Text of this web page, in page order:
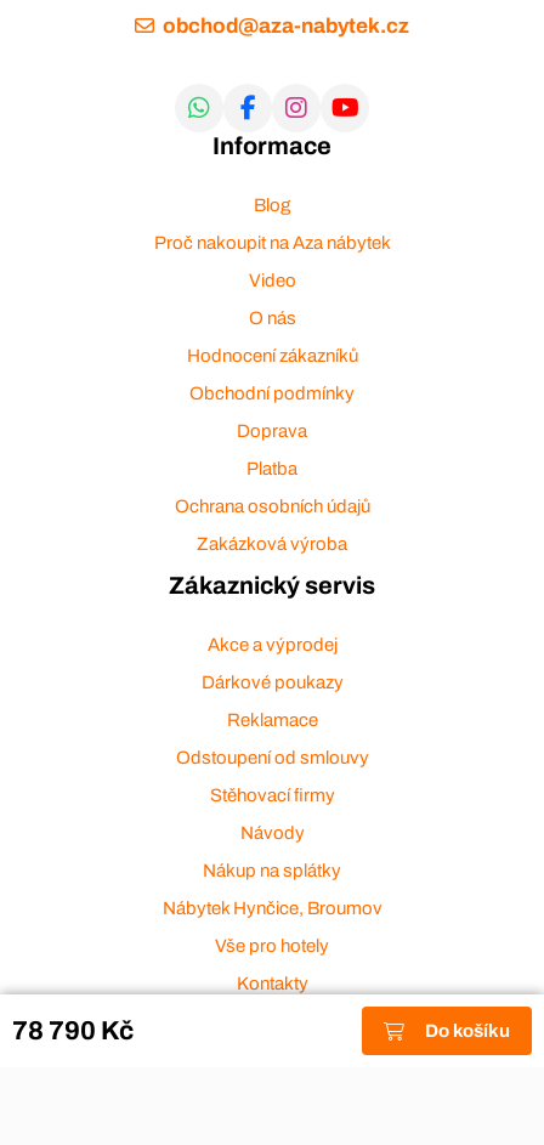
78 790 Kč Do košíku
obchod@aza-nabytek.cz
Informace
Blog
Proč nakoupit na Aza nábytek
Video
O nás
Hodnocení zákazníků
Obchodní podmínky
Doprava
Platba
Ochrana osobních údajů
Zakázková výroba
Zákaznický servis
Akce a výprodej
Dárkové poukazy
Reklamace
Odstoupení od smlouvy
Stěhovací firmy
Návody
Nákup na splátky
Nábytek Hynčice, Broumov
Vše pro hotely
Kontakty
Přijímáme platební karty